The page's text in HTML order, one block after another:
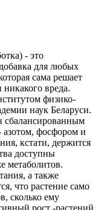
- это
для любых
сама решает
никакого вреда.
физико-
наук Беларуси.
сбалансированным
азотом, фосфором и
кстати, держится
доступны
метаболитов.
а также
что растение само
сколько ему
рост -растений,